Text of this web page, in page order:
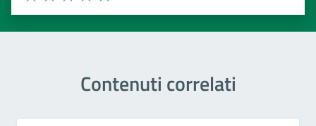
Valuta 5 stelle su 5
Valuta 4 stelle su 5
Valuta 3 stelle su 5
Valuta 2 stelle su 5
Valuta 1 stelle su 5
Contenuti correlati